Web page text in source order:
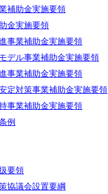
補助金実施要領
金実施要領
事業補助金実施要領
デル事業補助金実施要領
事業補助金実施要領
定対策事業補助金実施要領
事業補助金実施要領
例
要領
協議会設置要綱